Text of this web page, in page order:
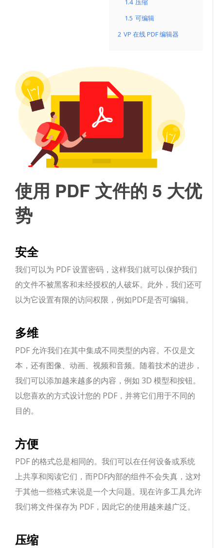
1.4 压缩
1.5 可编辑
2 VP 在线 PDF 编辑器
使用 PDF 文件的 5 大优
势
安全
我们可以为 PDF 设置密码，这样我们就可以保护我们
的文件不被黑客和未经授权的人破坏。此外，我们还可
以为它设置有限的访问权限，例如PDF是否可编辑。
多维
PDF 允许我们在其中集成不同类型的内容。不仅是文
本，还有图像、动画、视频和音频。随着技术的进步，
我们可以添加越来越多的内容，例如 3D 模型和按钮。
以您喜欢的方式设计您的 PDF，并将它们用于不同的
目的。
方便
PDF 的格式总是相同的。我们可以在任何设备或系统
上共享和阅读它们，而PDF内部的组件不会失真，这对
于其他一些格式来说是一个大问题。现在许多工具允许
我们将文件保存为 PDF，因此它的使用越来越广泛。
压缩